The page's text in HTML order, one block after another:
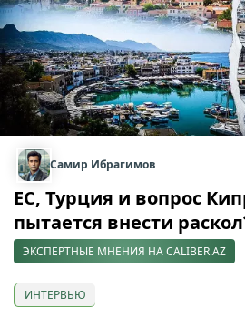
Самир Ибрагимов
ЕС, Турция и вопрос
пытается внести
ЭКСПЕРТНЫЕ МНЕНИЯ НА CALIBER.AZ
ИНТЕРВЬЮ